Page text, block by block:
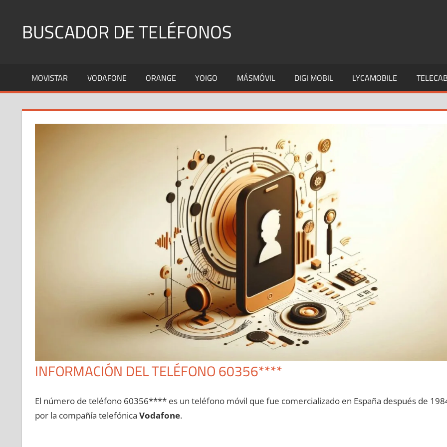
contenidoBUSCADOR DE TELÉFONOS
Fijos
y
MOVISTAR VODAFONE ORANGE YOIGO MÁSMÓVIL DIGI MOBIL LYCAMOBILE
INFORMACIÓN DEL TELÉFONO 60356****
El número dе teléfono 60356**** es un teléfono móvil quе fue comercializado en España después dе
pοr la compañía telefónica Vodafone.